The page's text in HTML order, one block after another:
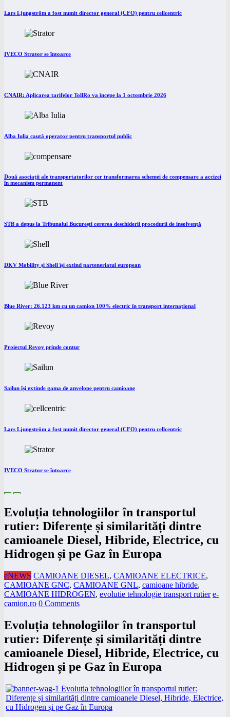
Lars Ljungström a fost numit director general (CFO) pentru cellcentric
IVECO Strator se întoarce
CNAIR: Aplicarea tarifelor TollRo va începe la 1 octombrie 2026
Alba Iulia caută operator pentru transportul public
Două asociații ale transportatorilor cer transformarea schemei de compensare a accizei
în mecanism permanent
STB a depus la Tribunalul București cererea deschiderii procedurii de insolvență
DKV Mobility și Shell își extind parteneriatul european
Blue River: 26.123 km cu un camion 100% electric în transport internațional
Proiectul Revoy prinde contur
Sailun își extinde gama de anvelope pentru camioane
Lars Ljungström a fost numit director general (CFO) pentru cellcentric
IVECO Strator se întoarce
Evoluția tehnologiilor în transportul
rutier: Diferențe și similarități dintre
camioanele Diesel, Hibride, Electrice, cu
Hidrogen și pe Gaz în Europa
eNEWS CAMIOANE DIESEL, CAMIOANE ELECTRICE,
CAMIOANE GNC, CAMIOANE GNL, camioane hibride,
CAMIOANE HIDROGEN, evolutie tehnologie transport rutier e-
camion.ro 0 Comments
Evoluția tehnologiilor în transportul
rutier: Diferențe și similarități dintre
camioanele Diesel, Hibride, Electrice, cu
Hidrogen și pe Gaz în Europa